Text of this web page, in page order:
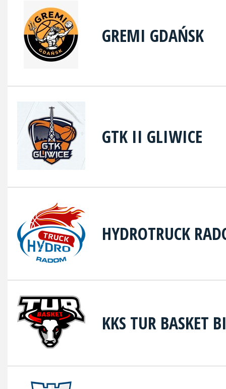
GREMI GDAŃSK
GTK II GLIWICE
HYDROTRUCK
KKS TUR BASKET